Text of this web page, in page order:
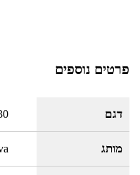
פרטים נוספים
דגם
מותג